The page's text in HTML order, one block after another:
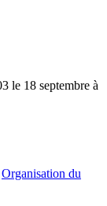
Organisation du